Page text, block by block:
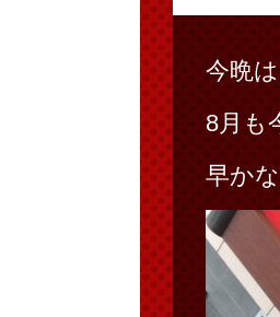
今晩
8月も
早か